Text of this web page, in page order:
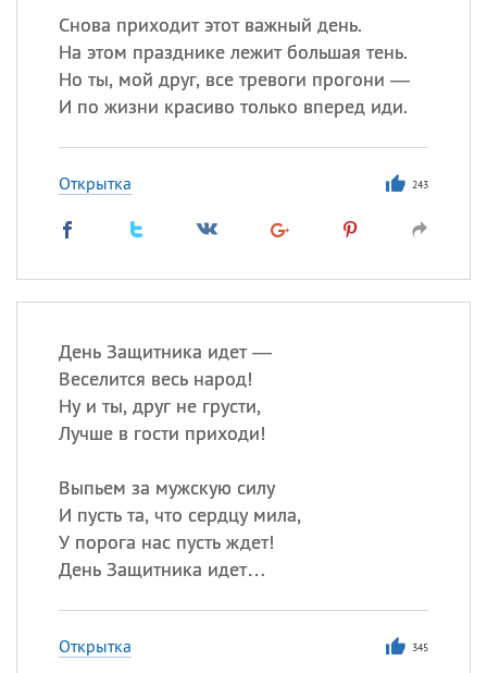
Снова приходит этот важный день.
На этом празднике лежит большая тень.
Но ты, мой друг, все тревоги прогони —
И по жизни красиво только вперед иди.
Открытка 243
День Защитника идет —
Веселится весь народ!
Ну и ты, друг не грусти,
Лучше в гости приходи!
Выпьем за мужскую силу
И пусть та, что сердцу мила,
У порога нас пусть ждет!
День Защитника идет…
Открытка 345